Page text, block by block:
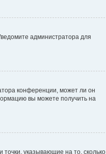
администратора для
конференции, может ли он
вы можете получить на
точки, указывающие на то, сколько